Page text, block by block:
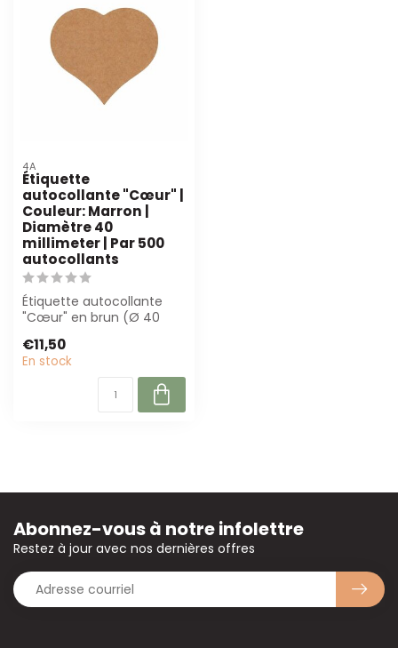
4A
Étiquette
autocollante "Cœur" |
Couleur: Marron |
Diamètre 40
millimeter | Par 500
autocollants
Étiquette autocollante
"Cœur" en brun (Ø 40
Parfait pour les...
€11,50
En stock
Abonnez-vous à notre infolettre
Restez à jour avec nos dernières offres